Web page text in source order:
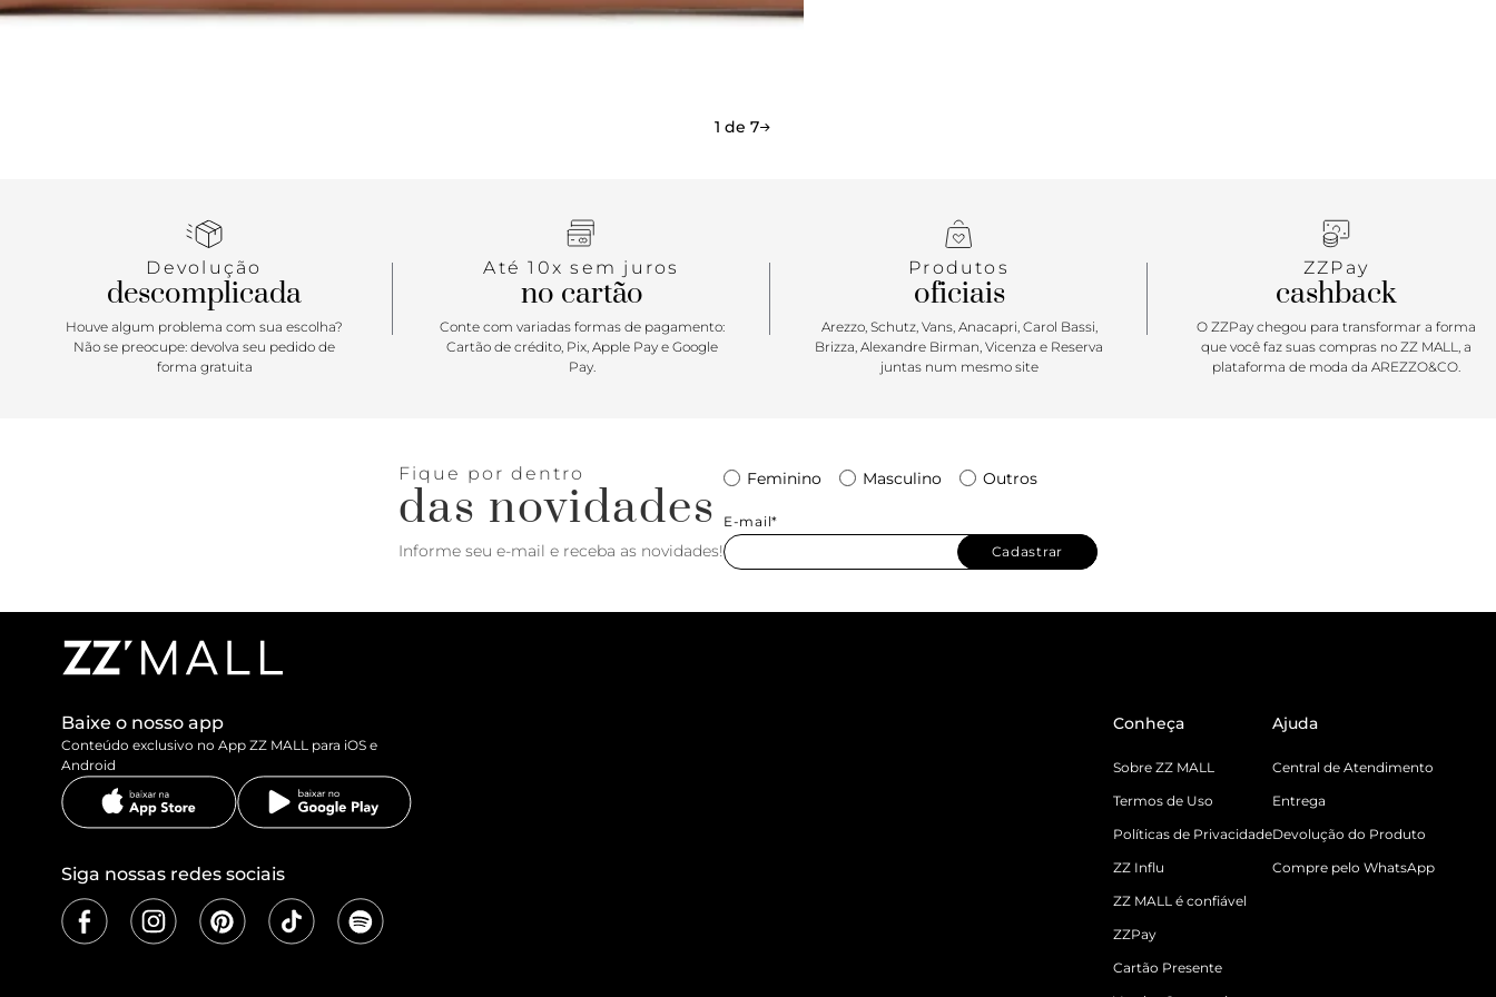
1 de 7
Aquela carteira simplesmente P-E-R-F-E-I-T-A para carregar
tudo que precisa: dinheiro, documentos e cartões. Feminina,
delicada e prática, comporta tudo que é essencial para uma
ANACAPRI Lover carregar por aí com muito estilo. Vem para a
temporada numa paleta monocromática e colorida -
combinando com diferentes bolsas e mochilas! Prática, pode
ser carregada nas mãos para compromissos rápidos. Aliada
Devolução
descomplicada
Houve algum problema com sua escolha?
Não se preocupe: devolva seu pedido de
forma gratuita
Até 10x sem juros
no cartão
Conte com variadas formas de pagamento:
Cartão de crédito, Pix, Apple Pay e Google
Pay.
Produtos
oficiais
Arezzo, Schutz, Vans, Anacapri, Carol Bassi,
Brizza, Alexandre Birman, Vicenza e Reserva
juntas num mesmo site
ZZPay
cashback
O ZZPay chegou para transformar a forma
que você faz suas compras no ZZ MALL, a
plataforma de moda da AREZZO&CO.
Fique por dentro
das novidades
Informe seu e-mail e receba as novidades!
Feminino Masculino Outros
E-mail*
Cadastrar
Baixe o nosso app
Conteúdo exclusivo no App ZZ MALL para iOS e
Android
Siga nossas redes sociais
Conheça
Sobre ZZ MALL
Termos de Uso
Políticas de Privacidade
ZZ Influ
ZZ MALL é confiável
ZZPay
Cartão Presente
Ajuda
Central de Atendimento
Entrega
Devolução do Produto
Compre pelo WhatsApp